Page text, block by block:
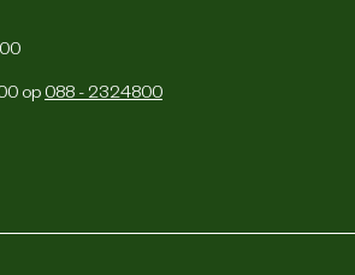
op 088 - 2324800